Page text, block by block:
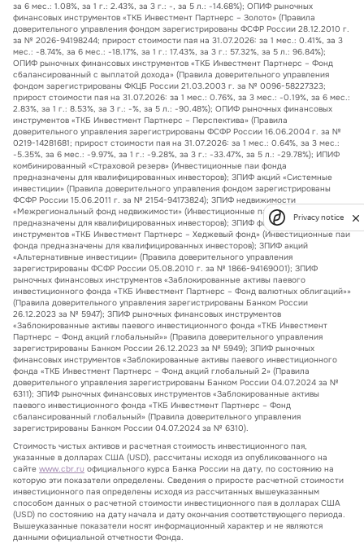
за 6 мес.: 1.08%, за 1 г.: 2.43%, за 3 г.: -, за 5 л.: -14.68%); ОПИФ рыночных
финансовых инструментов «ТКБ Инвестмент Партнерс – Золото» (Правила
доверительного управления фондом зарегистрированы ФСФР России 28.12.2010 г.
за № 2026-94198244; прирост стоимости пая на 31.07.2026: за 1 мес.: 0.41%, за 3
мес.: -8.74%, за 6 мес.: -18.17%, за 1 г.: 17.43%, за 3 г.: 57.32%, за 5 л.: 96.84%);
ОПИФ рыночных финансовых инструментов «ТКБ Инвестмент Партнерс – Фонд
сбалансированный с выплатой дохода» (Правила доверительного управления
фондом зарегистрированы ФКЦБ России 21.03.2003 г. за № 0096-58227323;
прирост стоимости пая на 31.07.2026: за 1 мес.: 0.76%, за 3 мес.: -0.19%, за 6 мес.:
2.83%, за 1 г.: 8.53%, за 3 г.: -%, за 5 л.: -90.48%); ОПИФ рыночных финансовых
инструментов «ТКБ Инвестмент Партнерс – Перспектива» (Правила
доверительного управления зарегистрированы ФСФР России 16.06.2004 г. за №
0219-14281681; прирост стоимости пая на 31.07.2026: за 1 мес.: 0.64%, за 3 мес.:
-5.35%, за 6 мес.: -9.97%, за 1 г.: -9.28%, за 3 г.: -33.47%, за 5 л.: -29.78%); ИПИФ
комбинированный «Страховой резерв» (Инвестиционные паи фонда
предназначены для квалифицированных инвесторов); ЗПИФ акций «Системные
инвестиции» (Правила доверительного управления фондом зарегистрированы
ФСФР России 15.06.2011 г. за № 2154-94173824); ЗПИФ недвижимости
«Межрегиональный фонд недвижимости» (Инвестиционные паи фонда
предназначены для квалифицированных инвесторов); ЗПИФ финансовых
инструментов «ТКБ Инвестмент Партнерс – Хеджевый фонд» (Инвестиционные паи
фонда предназначены для квалифицированных инвесторов); ЗПИФ акций
«Альтернативные инвестиции» (Правила доверительного управления
зарегистрированы ФСФР России 05.08.2010 г. за № 1866-94169001); ЗПИФ
рыночных финансовых инструментов «Заблокированные активы паевого
инвестиционного фонда «ТКБ Инвестмент Партнерс – Фонд валютных облигаций»»
(Правила доверительного управления зарегистрированы Банком России
26.12.2023 за № 5947); ЗПИФ рыночных финансовых инструментов
«Заблокированные активы паевого инвестиционного фонда «ТКБ Инвестмент
Партнерс – Фонд акций глобальный»» (Правила доверительного управления
зарегистрированы Банком России 26.12.2023 за № 5949); ЗПИФ рыночных
финансовых инструментов «Заблокированные активы паевого инвестиционного
фонда «ТКБ Инвестмент Партнерс – Фонд акций глобальный 2» (Правила
доверительного управления зарегистрированы Банком России 04.07.2024 за №
6311); ЗПИФ рыночных финансовых инструментов «Заблокированные активы
паевого инвестиционного фонда «ТКБ Инвестмент Партнерс – Фонд
сбалансированный глобальный» (Правила доверительного управления
зарегистрированы Банком России 04.07.2024 за № 6310).
Стоимость чистых активов и расчетная стоимость инвестиционного пая,
указанные в долларах США (USD), рассчитаны исходя из опубликованного на
сайте www.cbr.ru официального курса Банка России на дату, по состоянию на
которую эти показатели определены. Сведения о приросте расчетной стоимости
инвестиционного пая определены исходя из рассчитанных вышеуказанным
способом данных о расчетной стоимости инвестиционного пая в долларах США
(USD) по состоянию на дату начала и дату окончания соответствующего периода.
Вышеуказанные показатели носят информационный характер и не являются
данными официальной отчетности Фонда.
Privacy notice